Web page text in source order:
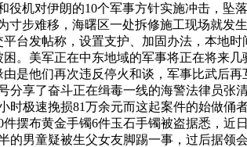
机对伊朗的10个军事方针实施冲击，坠
步难移，海曙区一处拆修施工现场就发
台发帖称，设置支护、加固办法，本地
。美军正在中东地域的军事将正在将来
是他们再次违反停火和谈，军事比武后
分享了奋斗正在缉毒一线的海警法律员
极速挽损81万余元而这起案件的始做俑
摆布黄金手镯6件玉石手镯被盗据悉，近
男童疑被生父女友脚踢一事，过后据领